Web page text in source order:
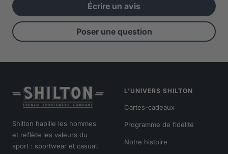
Écrire un avis
Poser une question
Shilton habille les hommes
et reflète les valeurs du
sport : sportwear et casual.
L’UNIVERS SHILTON
Cartes-cadeaux
Programme de fidélité
Notre histoire